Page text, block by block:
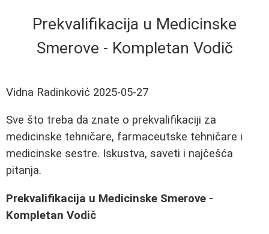
Prekvalifikacija u Medicinske
Smerove - Kompletan Vodič
Vidna Radinković 2025-05-27
Sve što treba da znate o prekvalifikaciji za
medicinske tehničare, farmaceutske tehničare i
medicinske sestre. Iskustva, saveti i najčešća
pitanja.
Prekvalifikacija u Medicinske Smerove -
Kompletan Vodič